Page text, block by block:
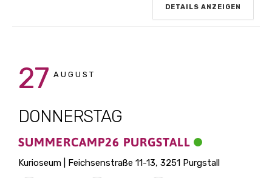
DETAILS ANZEIGEN
27 AUGUST
DONNERSTAG
SUMMERCAMP26 PURGSTALL
Kurioseum | Feichsenstraße 11-13, 3251 Purgstall